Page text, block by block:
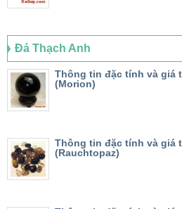
Đá Thạch Anh
Thông tin đặc tính và giá
(Morion)
Thông tin đặc tính và giá
(Rauchtopaz)